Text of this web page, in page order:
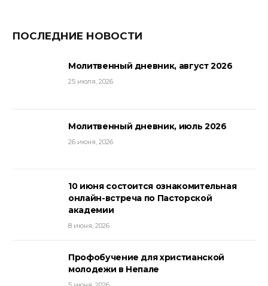
ПОСЛЕДНИЕ НОВОСТИ
Молитвенный дневник, август 2026
25 июля, 2026
Молитвенный дневник, июль 2026
26 июня, 2026
10 июня состоится ознакомительная
онлайн-встреча по Пасторской
академии
8 июня, 2026
Профобучение для христианской
молодежи в Непале